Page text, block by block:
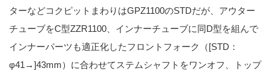
ターなどコクピットまわりはGPZ1100のSTDだが、アウター
チューブをC型ZZR1100、インナーチューブに同D型を組んで
インナーパーツも適正化したフロントフォーク（[STD：
φ41→]43mm）に合わせてステムシャフトをワンオフ、トップ